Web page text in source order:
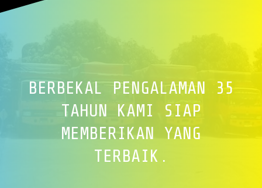
BERBEKAL PENGALAMAN 35
TAHUN KAMI SIAP
MEMBERIKAN YANG
TERBAIK.